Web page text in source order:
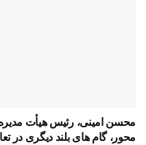
محسن امینی، رئیس هیأت مدیره
محور، گام های بلند دیگری در